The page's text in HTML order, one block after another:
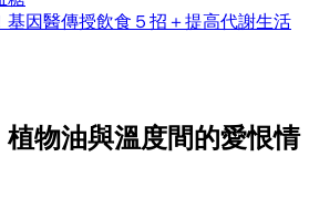
基因醫傳授飲食５招＋提高代謝生活
物油與溫度間的愛恨情